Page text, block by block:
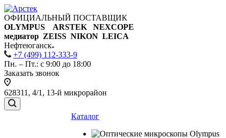
ОФИЦИАЛЬНЫЙ ПОСТАВЩИК
OLYMPUS ARSTEK NEXCOPE
медиатор ZEISS NIKON LEICA
Нефтеюганск
+7 (499) 112-333-9
Пн. – Пт.: с 9:00 до 18:00
Заказать звонок
628311, 4/1, 13-й микрорайон
Каталог